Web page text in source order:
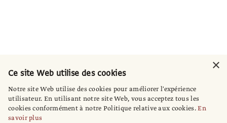
×
Ce site Web utilise des cookies
Notre site Web utilise des cookies pour améliorer l'expérience
utilisateur. En utilisant notre site Web, vous acceptez tous les
cookies conformément à notre Politique relative aux cookies.En
savoir plus